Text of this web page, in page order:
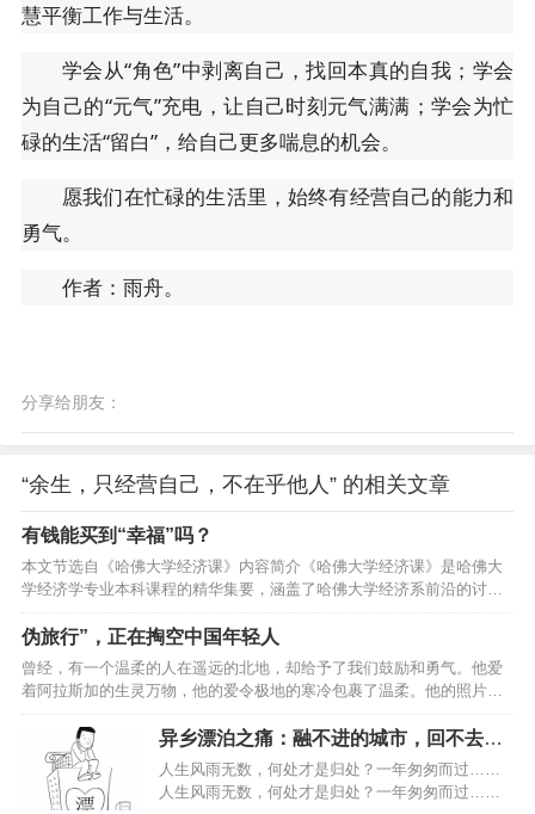
慧平衡工作与生活。
学会从“角色”中剥离自己，找回本真的自我；学会
为自己的“元气”充电，让自己时刻元气满满；学会为忙
碌的生活“留白”，给自己更多喘息的机会。
愿我们在忙碌的生活里，始终有经营自己的能力和
勇气。
作者：雨舟。
分享给朋友：
“余生，只经营自己，不在乎他人” 的相关文章
有钱能买到“幸福”吗？
本文节选自《哈佛大学经济课》内容简介《哈佛大学经济课》是哈佛大
学经济学专业本科课程的精华集要，涵盖了哈佛大学经济系前沿的讨论
和思考。它以记者视角记录了哈佛大学经济学教学方式、课堂互动以及
治学精神，让我们同作者一起走进哈佛大学的课堂，聆听哈佛教授的讲
解。全书分为四章，分别提炼了曼昆、莱布森、费尔德斯坦、卡特勒等
四位哈佛大学教授的讲义精华。经济学家眼里的幸福”幸福”
（happiness）是一个比较前沿的研究领域，近年来，越来越多的人投入
这方面的研究。这些研究都有数据主观（被采访者自报幸福程度）、定
义…
伪旅行”，正在掏空中国年轻人
曾经，有一个温柔的人在遥远的北地，却给予了我们鼓励和勇气。他爱
着阿拉斯加的生灵万物，他的爱令极地的寒冷包裹了温柔。他的照片
里，熊在冰原上依偎着彼此，松鼠悄然扯下蓝莓，远处传来驼鹿的蹄
声，引着生命的光辉渐渐融进了河流。他的文字讲述了寻光之旅的故
事，这些故事编织在一起好像唱成了一首歌。他的名字叫星野道夫。不
同的人，即使站在同一个地方，透过各自的人生，看到的风景也有所不
同。人们总是在长大以后回想起孩童时期。想的不外乎是热衷的各种游
异乡漂泊之痛：融不进的城市，回不去的
故乡！
人生风雨无数，何处才是归处？一年匆匆而过……
人生风雨无数，何处才是归处？一年匆匆而过……